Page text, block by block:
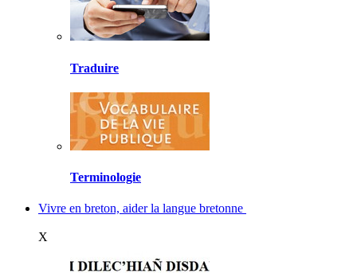
Traduire
Terminologie
Vivre en breton, aider la langue bretonne
X